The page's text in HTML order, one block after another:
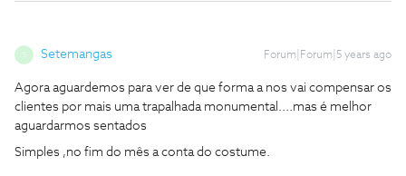
Setemangas Forum|Forum|5 years ago
Agora aguardemos para ver de que forma a nos vai compensar os
clientes por mais uma trapalhada monumental....mas é melhor
aguardarmos sentados
Simples ,no fim do mês a conta do costume.